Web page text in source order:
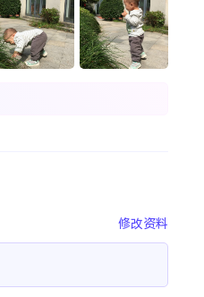
修改资料